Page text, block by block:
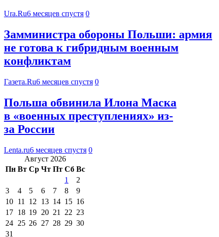
Ura.Ru6 месяцев спустя 0
Замминистра обороны Польши: армия
не готова к гибридным военным
конфликтам
Газета.Ru6 месяцев спустя 0
Польша обвинила Илона Маска
в «военных преступлениях» из-
за России
Lenta.ru6 месяцев спустя 0
Август 2026
Пн Вт Ср Чт Пт Сб Вс
1
2
3
4 5 6 7 8
9
10 11 12 13 14 15 16
17 18 19 20 21 22 23
24 25 26 27 28 29 30
31